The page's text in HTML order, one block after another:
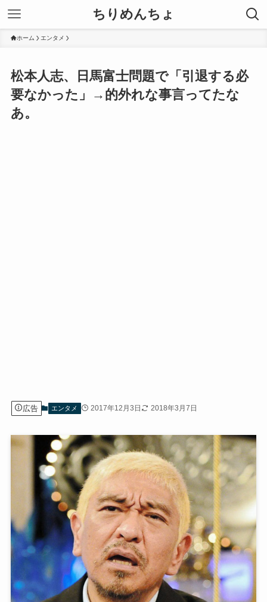
ちりめんちょ
ホーム エンタメ
松本人志、日馬富士問題で「引退する必
要なかった」→的外れな事言ってたな
あ。
広告 エンタメ 2017年12月3日 2018年3月7日